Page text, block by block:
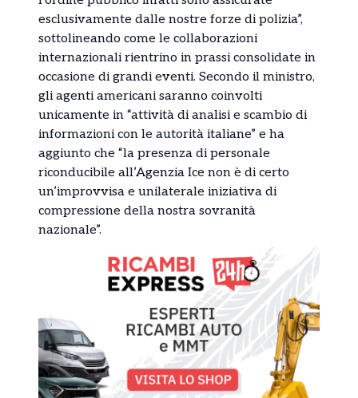
esclusivamente dalle nostre forze di polizia”,
sottolineando come le collaborazioni
internazionali rientrino in prassi consolidate in
occasione di grandi eventi. Secondo il ministro,
gli agenti americani saranno coinvolti
unicamente in “attività di analisi e scambio di
informazioni con le autorità italiane” e ha
aggiunto che “la presenza di personale
riconducibile all’Agenzia Ice non è di certo
un’improvvisa e unilaterale iniziativa di
compressione della nostra sovranità
nazionale”.